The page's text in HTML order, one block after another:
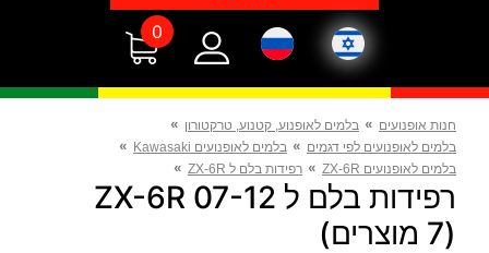
0
חנות אופנועים » בלמים לאופנוע, קטנוע, טרקטורון »
בלמים לאופנועים לפי דגמים » בלמים לאופנועים Kawasaki »
בלמים לאופנועים ZX-6R » רפידות בלם ל ZX-6R »
רפידות בלם ל ZX-6R 07-12
(7 מוצרים)